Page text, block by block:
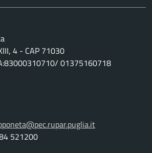
4 - CAP 71030
01375160718
521200